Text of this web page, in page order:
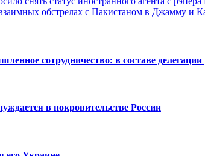
обстрелах с Пакистаном в Джамму и
сотрудничество: в составе
в покровительстве России